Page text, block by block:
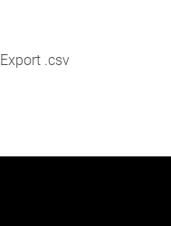
Export .csv